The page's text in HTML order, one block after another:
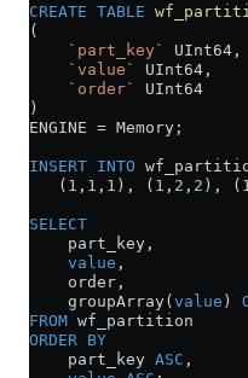
CREATE TABLE
(
    `part_key`
UInt64,
    `value`
UInt64,
    `order`
UInt64
)
ENGINE = Memory;
INSERT INTO wf_partition
   (
1 , 1 , 1 ), ( 1 , 2 , 2 ), ( 1
SELECT
    part_key,
    value
,
    order,
    groupArray(
value )
FROM wf_partition
ORDER BY
    part_key
ASC ,